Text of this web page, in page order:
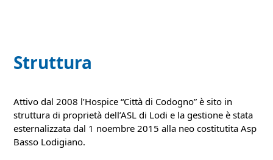
Struttura
Attivo dal 2008 l’Hospice “Città di Codogno” è sito in
struttura di proprietà dell’ASL di Lodi e la gestione è stata
esternalizzata dal 1 noembre 2015 alla neo costitutita Asp
Basso Lodigiano.